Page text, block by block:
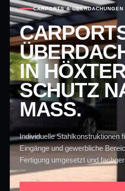
CARPORTS &
IN
SCHUTZ
MASS.
Individuelle Stahlkonstruktionen
Eingänge und gewerbliche
Fertigung umgesetzt und